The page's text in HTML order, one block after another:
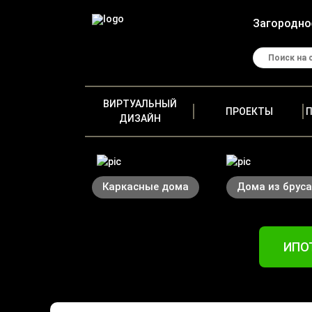
ВИРТУАЛЬНЫЙ
ДИЗАЙН
ПРОЕКТЫ
Каркасные дома Дома из бруса